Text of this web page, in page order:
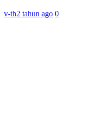
v-th2 tahun ago 0